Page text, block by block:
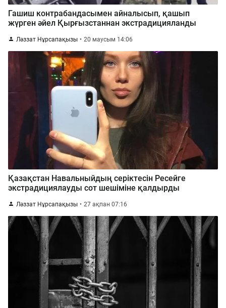
Гашиш контрабандасымен айналысып, қашып
жүрген әйел Қырғызстаннан экстрадицияланды
Ләззат Нұрсапақызы 20 маусым 14:06
Қазақстан Навальныйдың серіктесін Ресейге
экстрадициялауды сот шешіміне қалдырды
Ләззат Нұрсапақызы 27 ақпан 07:16